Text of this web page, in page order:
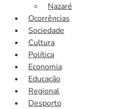
Nazaré
Ocorrências
Sociedade
Cultura
Política
Economia
Educação
Regional
Desporto